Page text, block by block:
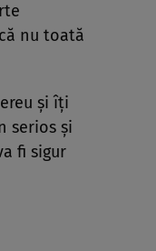
nu toată
şi îţi
serios şi
fi sigur